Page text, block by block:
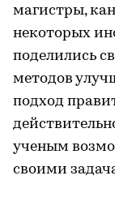
магистры,
некоторых
поделились
методов
подход
ученым
своими